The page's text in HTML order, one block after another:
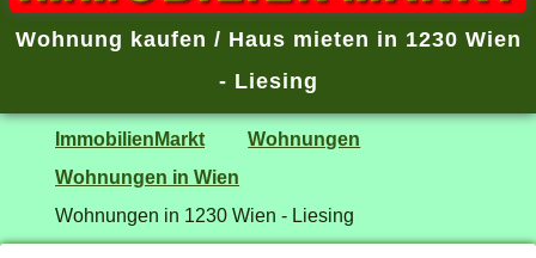
Wohnung kaufen / Haus mieten in 1230 Wien
- Liesing
ImmobilienMarkt
Wohnungen
Wohnungen in Wien
Wohnungen in 1230 Wien - Liesing